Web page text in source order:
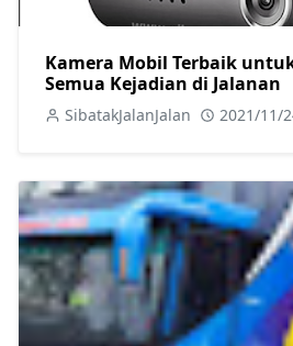
Kamera Mobil Terbaik
Semua Kejadian di Jalanan
SibatakJalanJalan 2021/11/